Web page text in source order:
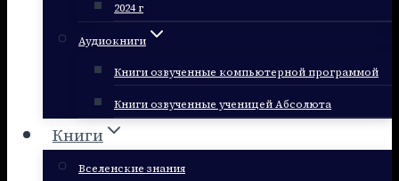
2024 г
Аудиокниги
Книги озвученные компьютерной программой
Книги озвученные ученицей Абсолюта
Книги
Вселенские знания